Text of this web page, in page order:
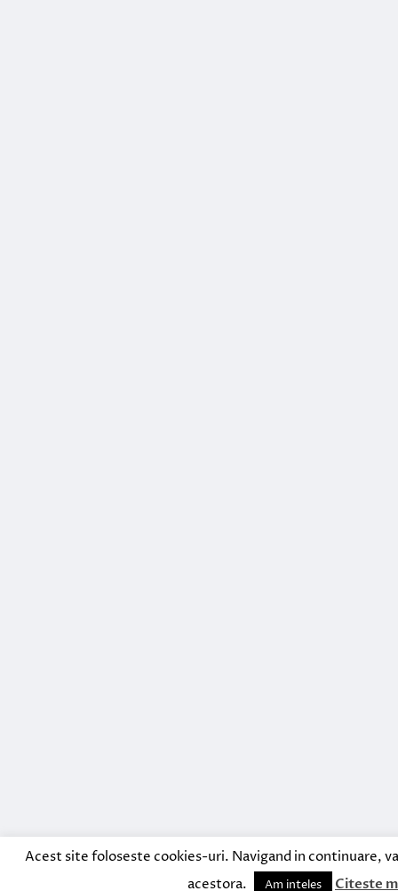
Acest site foloseste cookies-uri. Navigand in continuare,
acestora.
Am inteles Citeste